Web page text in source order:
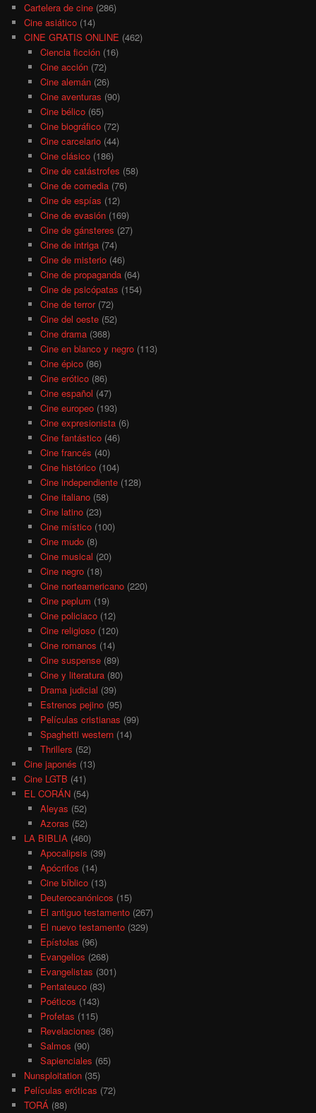
Cartelera de cine (286)
Cine asiático (14)
CINE GRATIS ONLINE (462)
Ciencia ficción(16)
Cine acción(72)
Cine alemán(26)
Cine aventuras (90)
Cine bélico(65)
Cine biográfico(72)
Cine carcelario(44)
Cine clásico(186)
Cine de catástrofes (58)
Cine de comedia(76)
Cine de espías (12)
Cine de evasión(169)
Cine de gánsteres (27)
Cine de intriga(74)
Cine de misterio(46)
Cine de propaganda(64)
Cine de psicópatas (154)
Cine de terror(72)
Cine del oeste(52)
Cine drama(368)
Cine en blanco y negro(113)
Cine épico(86)
Cine erótico(86)
Cine español (47)
Cine europeo(193)
Cine expresionista(6)
Cine fantástico(46)
Cine francés (40)
Cine histórico(104)
Cine independiente(128)
Cine italiano(58)
Cine latino(23)
Cine místico(100)
Cine mudo(8)
Cine musical (20)
Cine negro(18)
Cine norteamericano(220)
Cine peplum (19)
Cine policiaco(12)
Cine religioso(120)
Cine romanos (14)
Cine suspense(89)
Cine y literatura(80)
Drama judicial (39)
Estrenos pejino(95)
Películas cristianas (99)
Spaghetti western(14)
Thrillers (52)
Cine japonés (13)
Cine LGTB (41)
EL CORÁN (54)
Aleyas (52)
Azoras (52)
LA BIBLIA (460)
Apocalipsis (39)
Apócrifos (14)
Cine bíblico(13)
Deuterocanónicos (15)
El antiguo testamento(267)
El nuevo testamento(329)
Epístolas (96)
Evangelios (268)
Evangelistas (301)
Pentateuco(83)
Poéticos (143)
Profetas (115)
Revelaciones (36)
Salmos (90)
Sapienciales (65)
Nunsploitation (35)
Películas eróticas (72)
TORÁ (88)